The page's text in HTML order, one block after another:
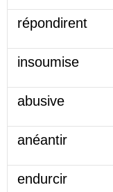
répondirent
insoumise
abusive
anéantir
endurcir